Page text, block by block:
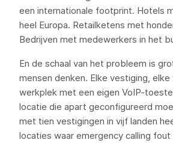
een internationale footprint. Hotels
heel Europa. Retailketens met
Bedrijven met medewerkers in het
En de schaal van het probleem is
mensen denken. Elke vestiging,
werkplek met een eigen VoIP-
locatie die apart geconfigureerd
met tien vestigingen in vijf landen
locaties waar emergency calling fout